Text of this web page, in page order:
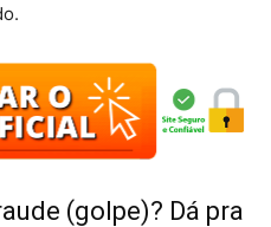
(golpe)? Dá pra